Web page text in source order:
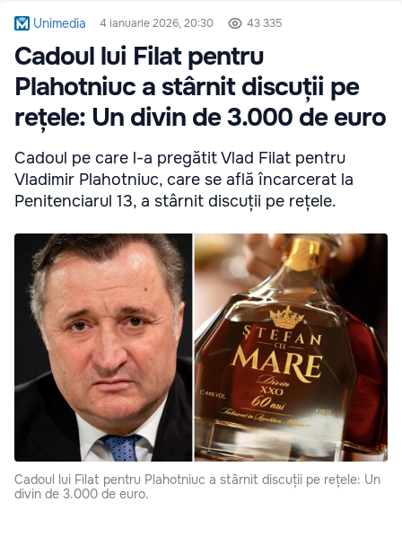
Unimedia 4 ianuarie 2026, 20:30 43 335
Cadoul lui Filat pentru
Plahotniuc a stârnit discuții pe
rețele: Un divin de 3.000 de euro
Cadoul pe care l-a pregătit Vlad Filat pentru
Vladimir Plahotniuc, care se află încarcerat la
Penitenciarul 13, a stârnit discuții pe rețele.
Cadoul lui Filat pentru Plahotniuc a stârnit discuții pe rețele: Un
divin de 3.000 de euro.